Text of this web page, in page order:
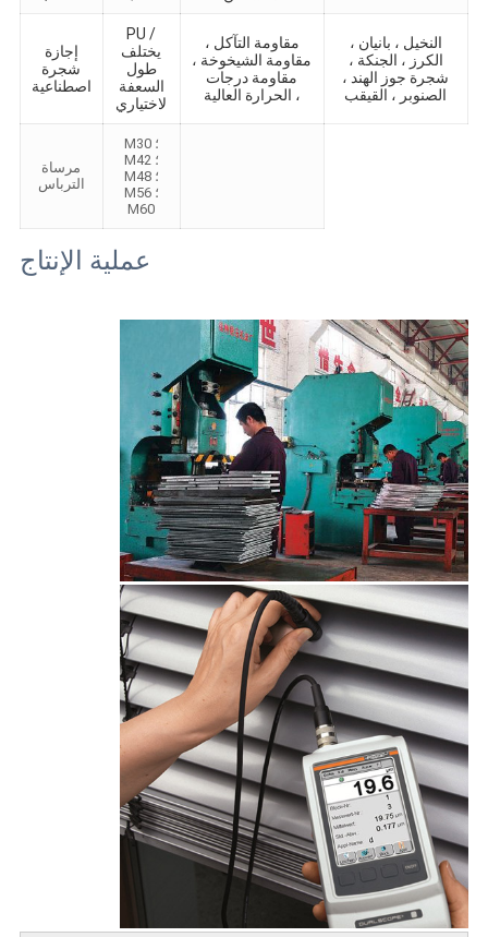
إجازة
شجرة
اصطناعية
PU /
يختلف
طول
السعفة
لاختياري
مقاومة التآكل ،
مقاومة الشيخوخة ،
مقاومة درجات
الحرارة العالية ،
النخيل ، بانيان ،
الكرز ، الجنكة ،
شجرة جوز الهند ،
الصنوبر ، القيقب
مرساة
الترباس
M30 ؛
M42 ؛
M48 ؛
M56 ؛
M60
عملية الإنتاج